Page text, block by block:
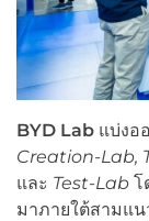
BYD Lab แบ่งอ
Creation-Lab,
และ Test-Lab โ
มาภายใต้สามแน